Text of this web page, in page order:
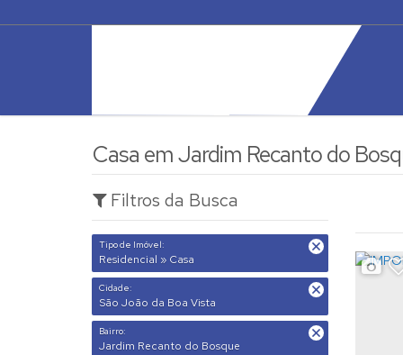
Casa em Jardim Recanto do
Filtros da Busca
Tipo de Imóvel:
Residencial » Casa
Cidade:
São João da Boa Vista
Bairro:
Jardim Recanto do Bosque